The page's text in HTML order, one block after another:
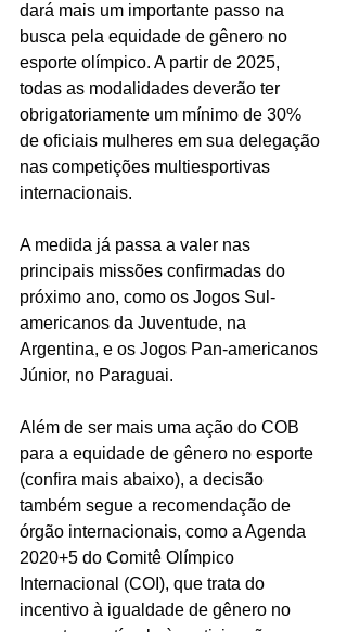
dará mais um importante passo na
busca pela equidade de gênero no
esporte olímpico. A partir de 2025,
todas as modalidades deverão ter
obrigatoriamente um mínimo de 30%
de oficiais mulheres em sua delegação
nas competições multiesportivas
internacionais.
A medida já passa a valer nas
principais missões confirmadas do
próximo ano, como os Jogos Sul-
americanos da Juventude, na
Argentina, e os Jogos Pan-americanos
Júnior, no Paraguai.
Além de ser mais uma ação do COB
para a equidade de gênero no esporte
(confira mais abaixo), a decisão
também segue a recomendação de
órgão internacionais, como a Agenda
2020+5 do Comitê Olímpico
Internacional (COI), que trata do
incentivo à igualdade de gênero no